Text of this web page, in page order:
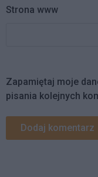
Strona www
Zapamiętaj moje
pisania kolejnych